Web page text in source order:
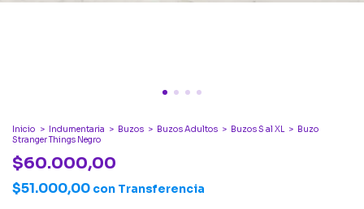
Inicio > Indumentaria > Buzos > Buzos Adultos > Buzos S al XL > Buzo
Stranger Things Negro
$60.000,00
$51.000,00 con Transferencia